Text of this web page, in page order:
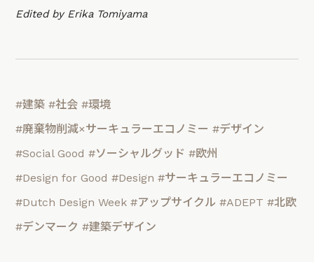
Edited by Erika Tomiyama
#建築 #社会 #環境
#廃棄物削減×サーキュラーエコノミー #デザイン
#Social Good #ソーシャルグッド #欧州
#Design for Good #Design #サーキュラーエコノミー
#Dutch Design Week #アップサイクル #ADEPT #北欧
#デンマーク #建築デザイン